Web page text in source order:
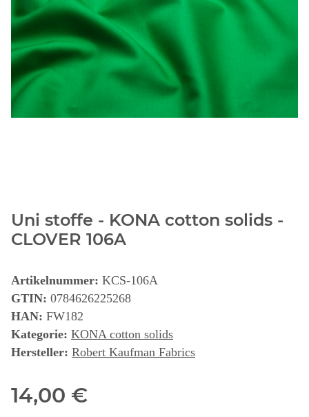
Uni stoffe - KONA cotton solids -
CLOVER 106A
Artikelnummer: KCS-106A
GTIN: 0784626225268
HAN: FW182
Kategorie: KONA cotton solids
Hersteller: Robert Kaufman Fabrics
14,00 €